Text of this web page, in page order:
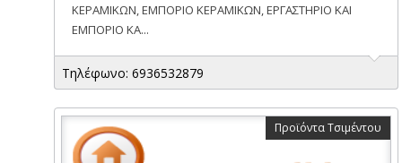
ΚΕΡΑΜΙΚΩΝ, ΕΜΠΟΡΙΟ ΚΕΡΑΜΙΚΩΝ, ΕΡΓΑΣΤΗΡΙΟ ΚΑΙ
ΕΜΠΟΡΙΟ ΚΑ...
Τηλέφωνο: 6936532879
Προϊόντα Τσιμέντου